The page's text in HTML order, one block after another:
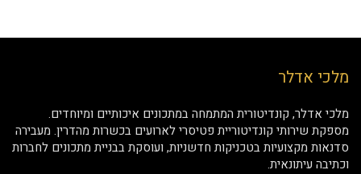
מלכי אדלר
מלכי אדלר, קונדיטורית המתמחה במתכונים איכותיים ומיוחדים.
מספקת שירותי קונדיטוריית פטיסרי לארועים בכשרות מהדרין. מעבירה
סדנאות מקצועיות בטכניקות חדשניות, ועוסקת בבניית מתכונים לחברות
וכתיבה עיתונאית.